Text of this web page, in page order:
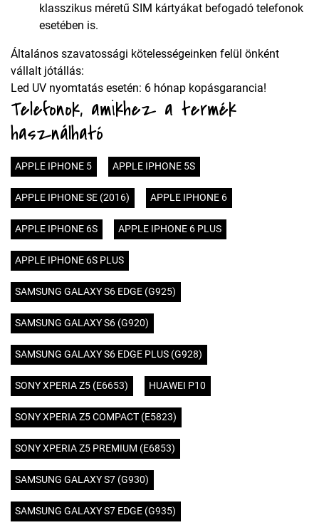
klasszikus méretű SIM kártyákat befogadó telefonok
esetében is.
Általános szavatossági kötelességeinken felül önként
vállalt jótállás:
Led UV nyomtatás esetén: 6 hónap kopásgarancia!
Telefonok, amikhez a termék
használható
APPLE IPHONE 5 APPLE IPHONE 5S
APPLE IPHONE SE (2016) APPLE IPHONE 6
APPLE IPHONE 6S APPLE IPHONE 6 PLUS
APPLE IPHONE 6S PLUS
SAMSUNG GALAXY S6 EDGE (G925)
SAMSUNG GALAXY S6 (G920)
SAMSUNG GALAXY S6 EDGE PLUS (G928)
SONY XPERIA Z5 (E6653) HUAWEI P10
SONY XPERIA Z5 COMPACT (E5823)
SONY XPERIA Z5 PREMIUM (E6853)
SAMSUNG GALAXY S7 (G930)
SAMSUNG GALAXY S7 EDGE (G935)